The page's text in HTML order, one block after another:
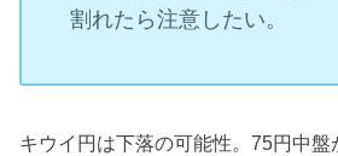
割れたら注意したい。
キウイ円は下落の可能性。75円中盤